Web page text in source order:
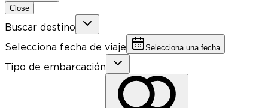
Close
Buscar destino
Selecciona fecha de viaje Selecciona una fecha
Tipo de embarcación